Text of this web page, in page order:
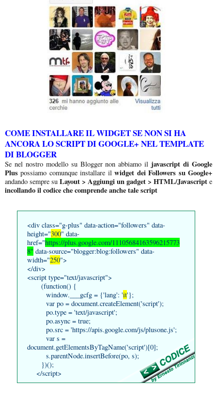
COME INSTALLARE IL WIDGET SE NON SI HA
ANCORA LO SCRIPT DI GOOGLE+ NEL TEMPLATE
DI BLOGGER
Se nel nostro modello su Blogger non abbiamo il javascript di Google
Plus possiamo comunque installare ilwidget dei Followers su Google+
andando sempre su Layout > Aggiungi un gadget > HTML/Javascript e
incollando il codice che comprende anche tale script
<div class="g-plus" data-action="followers" data-
height="300" data-
href="https://plus.google.com/11105684163596215773
8" data-source="blogger:blog:followers" data-
width="250">
</div>
<script type="text/javascript">
(function() {
window.___gcfg = {'lang': 'it'};
var po = document.createElement('script');
po.type = 'text/javascript';
po.async = true;
po.src = 'https://apis.google.com/js/plusone.js';
var s =
document.getElementsByTagName('script')[0];
s.parentNode.insertBefore(po, s);
})();
</script>